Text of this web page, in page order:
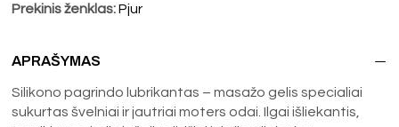
Prekinis ženklas: Pjur
APRAŠYMAS
Silikono pagrindo lubrikantas – masažo gelis specialiai
sukurtas švelniai ir jautriai moters odai. Ilgai išliekantis,